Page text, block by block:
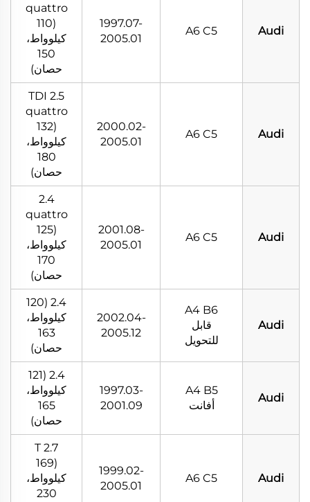
Audi
A6 C5
1997.07-
2005.01
quattro
(110
كيلوواط،
150
حصان)
Audi
A6 C5
2000.02-
2005.01
2.5 TDI
quattro
(132
كيلوواط،
180
حصان)
Audi
A6 C5
2001.08-
2005.01
2.4
quattro
(125
كيلوواط،
170
حصان)
Audi
A4 B6
قابل
للتحويل
2002.04-
2005.12
2.4 (120
كيلوواط،
163
حصان)
Audi
A4 B5
أفانت
1997.03-
2001.09
2.4 (121
كيلوواط،
165
حصان)
Audi
A6 C5
1999.02-
2005.01
2.7 T
(169
كيلوواط،
230